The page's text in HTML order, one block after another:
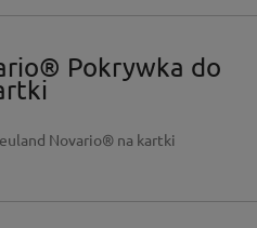
Pokrywka do
Novario® na kartki